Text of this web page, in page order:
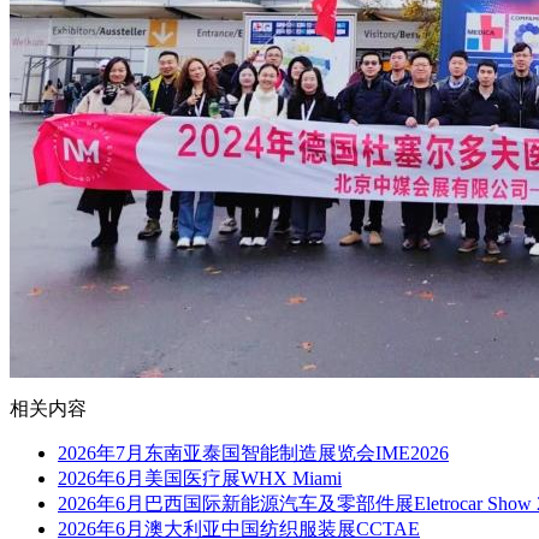
相关内容
2026年7月东南亚泰国智能制造展览会IME2026
2026年6月美国医疗展WHX Miami
2026年6月巴西国际新能源汽车及零部件展Eletrocar Show
2026年6月澳大利亚中国纺织服装展CCTAE